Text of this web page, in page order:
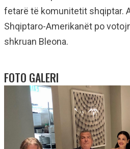
fetarë të komunitetit shqiptar.
Shqiptaro-Amerikanët po
shkruan Bleona.
FOTO GALERI